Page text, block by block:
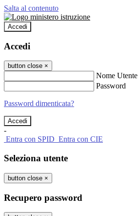
Salta al contenuto
Accedi
Accedi
button close ×
Nome Utente
Password
Password dimenticata?
-
Entra con SPID Entra con CIE
Seleziona utente
button close ×
Recupero password